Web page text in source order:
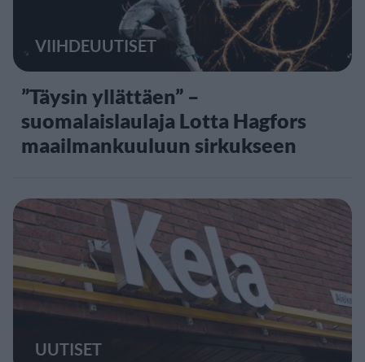
VIIHDEUUTISET
”Täysin yllättäen” –
suomalaislaulaja Lotta Hagfors
maailmankuuluun sirkukseen
UUTISET